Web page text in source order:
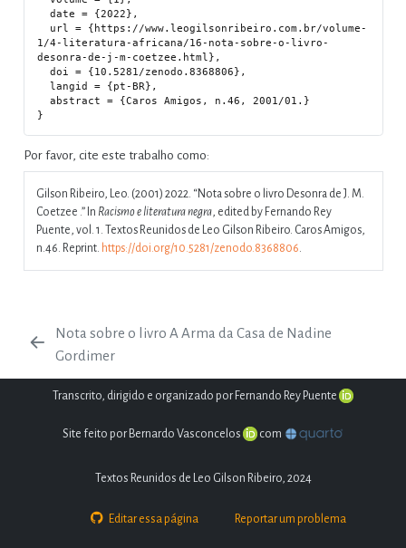
  date = {2022},
1/4-literatura-africana/16-nota-sobre-o-livro-
desonra-de-j-m-coetzee.html},
  doi = {10.5281/zenodo.8368806},
  abstract = {Caros Amigos, n.46, 2001/01.}
Por favor, cite este trabalho como:
Gilson Ribeiro, Leo. (2001) 2022. “Nota sobre o livro Desonra de J. M.
Coetzee .” In Racismo e literatura negra, edited by Fernando Rey
Puente, vol. 1. Textos Reunidos de Leo Gilson Ribeiro. Caros Amigos,
n.46. Reprint. https://doi.org/10.5281/zenodo.8368806
Nota sobre o livro A Arma da Casa de Nadine
Gordimer
Transcrito, dirigido e organizado por Fernando Rey Puente
Textos Reunidos de Leo Gilson Ribeiro, 2024
Editar essa página Reportar um problema
Site feito por Bernardo Vasconcelos com